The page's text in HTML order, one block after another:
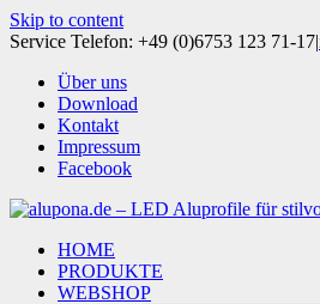
Skip to content
Service Telefon: +49 (0)6753 123 71-17|
Über uns
Download
Kontakt
Impressum
Facebook
HOME
PRODUKTE
WEBSHOP